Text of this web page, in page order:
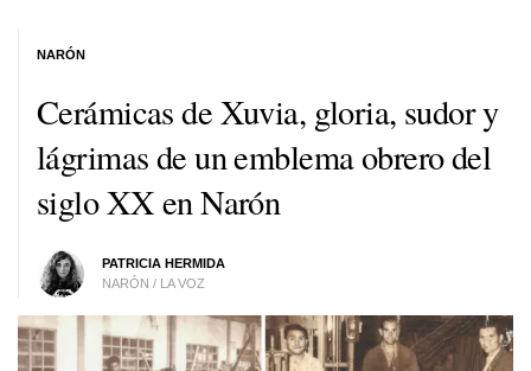
Cerámicas de Xuvia, gloria, sudor y
lágrimas de un emblema obrero del
siglo XX en Narón
PATRICIA HERMIDA
NARÓN / LA VOZ
NARÓN